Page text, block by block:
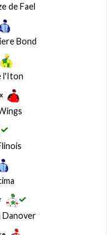
de Fael
Bond
l'Iton
Danover